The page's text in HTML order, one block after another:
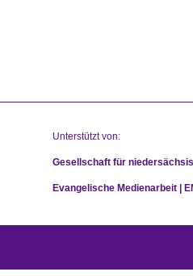
Unterstützt von:
Gesellschaft für
Evangelische Medienarbeit |